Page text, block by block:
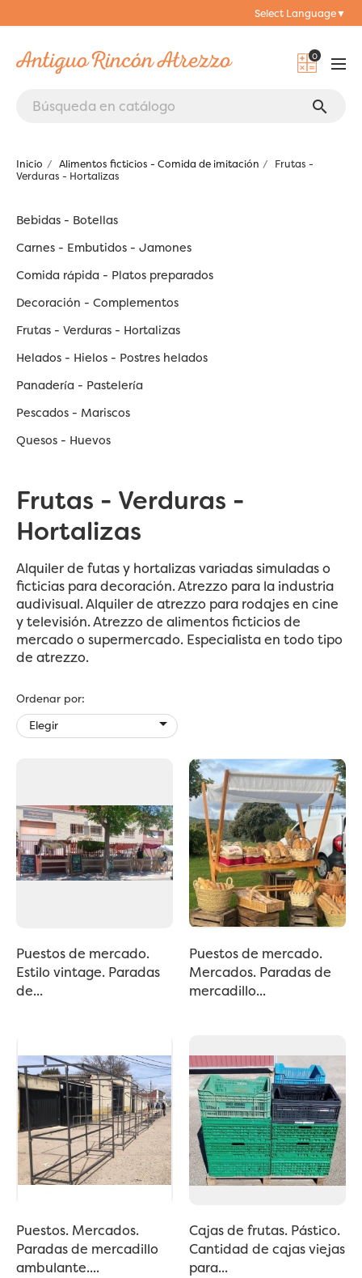
Select Language▼
0
search
Inicio Alimentos ficticios - Comida de imitación
Frutas -
Verduras - Hortalizas
Bebidas - Botellas
Carnes - Embutidos - Jamones
Comida rápida - Platos preparados
Decoración - Complementos
Frutas - Verduras - Hortalizas
Helados - Hielos - Postres helados
Panadería - Pastelería
Pescados - Mariscos
Quesos - Huevos
Frutas - Verduras -
Hortalizas
Alquiler de futas y hortalizas variadas simuladas o
ficticias para decoración. Atrezzo para la industria
audivisual. Alquiler de atrezzo para rodajes en cine
y televisión. Atrezzo de alimentos ficticios de
mercado o supermercado. Especialista en todo tipo
de atrezzo.
Ordenar por:
Elegir

Puestos de mercado.
Estilo vintage. Paradas
de...
Puestos de mercado.
Mercados. Paradas de
mercadillo...
Puestos. Mercados.
Paradas de mercadillo
ambulante....
Cajas de frutas. Pástico.
Cantidad de cajas viejas
para...